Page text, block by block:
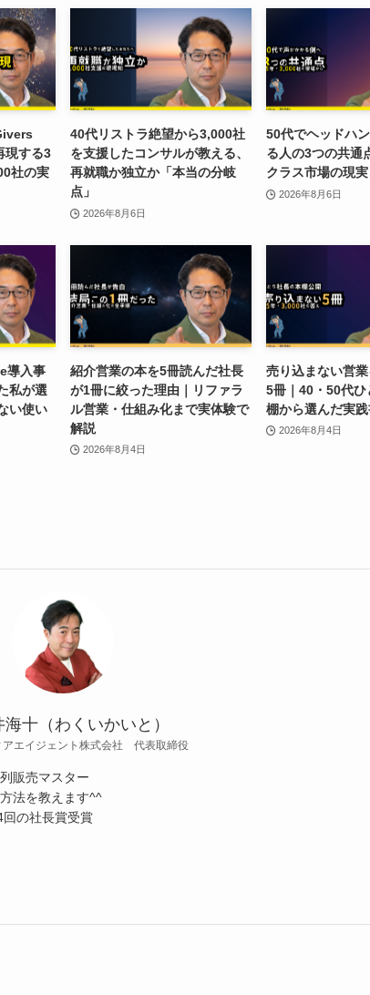
現する3
社の実
40代リストラ絶望から3,000社
を支援したコンサルが教える、
再就職か独立か「本当の分岐
点」
2026年8月6日
50代でヘッドハ
る人の3つの共通
クラス市場の現
2026年8月6日
導入事
私が選
い使い
紹介営業の本を5冊読んだ社長
が1冊に絞った理由｜リファラ
ル営業・仕組み化まで実体験で
解説
2026年8月4日
売り込まない営
5冊｜40・50代ひ
棚から選んだ実
2026年8月4日
十（わくいかいと）
アエイジェント株式会社 代表取締役
販売マスター
法を教えます^^
の社長賞受賞